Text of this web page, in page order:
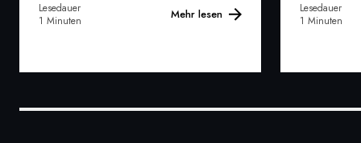
Lesedauer
1 Minuten
Mehr lesen
Lesedauer
1 Minuten